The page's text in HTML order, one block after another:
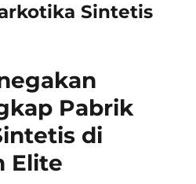
Sintetis
Pabrik
di
Elite